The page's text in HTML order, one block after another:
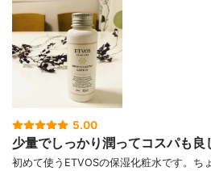
5.00
少量でしっかり潤ってコスパも良
初めて使うETVOSの保湿化粧水です。ち